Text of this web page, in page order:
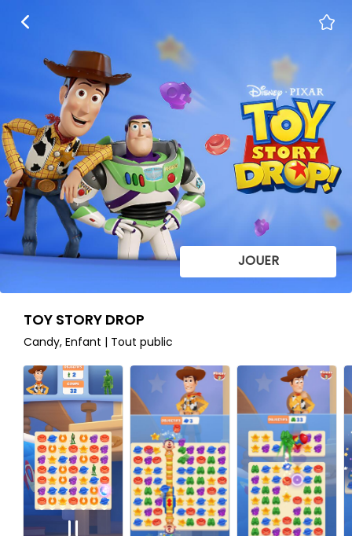
JOUER
TOY STORY DROP
Candy, Enfant | Tout public